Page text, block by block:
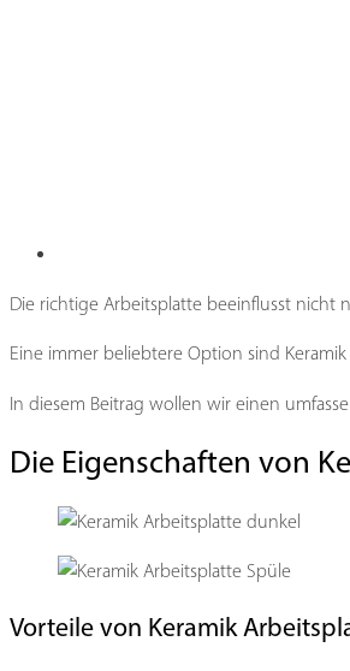
Die richtige Arbeitsplatte beeinflusst nicht
Eine immer beliebtere Option sind
In diesem Beitrag wollen wir einen
Die Eigenschaften von
Vorteile von Keramik